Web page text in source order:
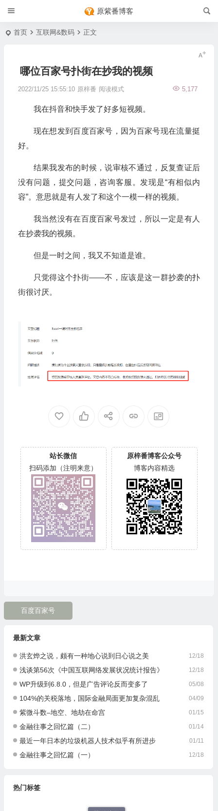
原紫番博客
首页 互联网&数码 正文
哪位百家号扑街在抄我的视频
2022/11/25 15:55:10 原梓番 5,177
阅读模式
我在抖音和快手发了好多短视频。
现在想发到百度百家号，因为百家号现在流量挺
好。
结果我发布的时候，说审核不通过，反复查证后
没有问题，提交问题，咨询客服。发现是“有相似内
容”。意思就是有人发了和这个一模一样的视频。
我当然没有在百度百家号发过，所以一定是有人
在抄袭我的视频。
但是一时之间，我又不知道是谁。
只觉得这个扑街——不，应该是这一群抄袭的扑
街很讨厌。
站长微信
扫码添加（注明来意）
原梓番博客公众号
博客内容精选
百度百家号
最新文章
12/18
洪玄烨之说，颇有一种地心说到日心说之美
12/18
浅谈第56次《中国互联网络发展状况统计报告》
05/08
WP升级到6.8.0，但是广告评论反而变多了
04/09
104%的关税落地，国际金融局面更加复杂混乱
01/15
紫微斗数–地空、地劫在命宫
01/14
金融往事之回忆篇（二）
01/11
最近一年日本的垃圾机器人技术似乎有所进步
12/18
金融往事之回忆篇（一）
热门标签